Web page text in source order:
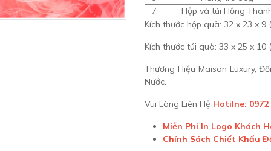
7
Hộp và túi Hồng
Kích thước hộp quà: 32 x 23 x 9
Kích thước túi quà: 33 x 25 x 10
Thương Hiệu Maison Luxury,
Nước.
Vui Lòng Liên Hệ Hotilne: 0972
Miễn Phí In Logo Khách
Chính Sách Chiết Khấu